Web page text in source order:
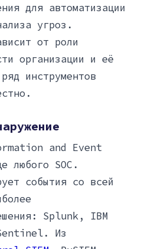
для автоматизации
угроз.
от роли
организации и её
инструментов
and Event
любого SOC.
события со всей
Splunk, IBM
Из